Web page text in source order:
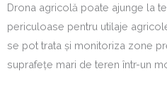
Drona agricolă poate ajunge la
periculoase pentru utilaje
se pot trata și monitoriza zone
suprafețe mari de teren într-un